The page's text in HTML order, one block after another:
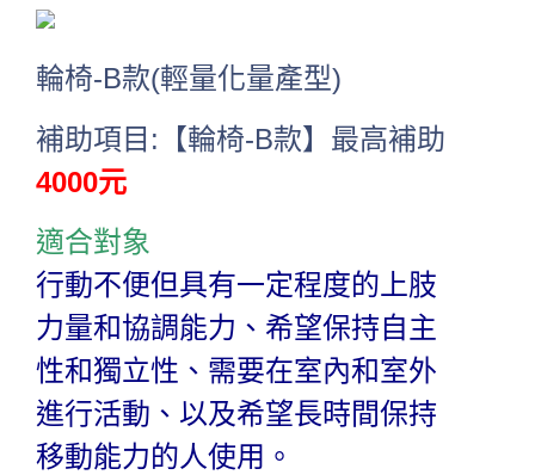
輪椅-B款(輕量化量產型)
補助項目: 【輪椅-B款】 最高補助
4000元
適合對象
行動不便但具有一定程度的上肢
力量和協調能力、希望保持自主
性和獨立性、需要在室內和室外
進行活動、以及希望長時間保持
移動能力的人使用。